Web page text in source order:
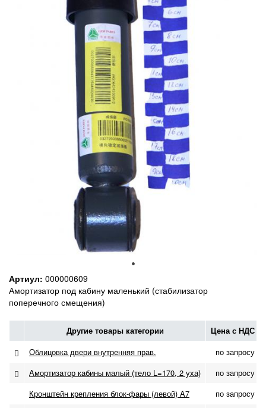
Артиул: 000000609
Амортизатор под кабину маленький (стабилизатор
поперечного смещения)
Другие товары категории Цена с НДС
Облицовка двери внутренняя прав.
по запросу
Амортизатор кабины малый (тело L=170, 2 уха)
по запросу
Кронштейн крепления блок-фары (левой) A7
по запросу